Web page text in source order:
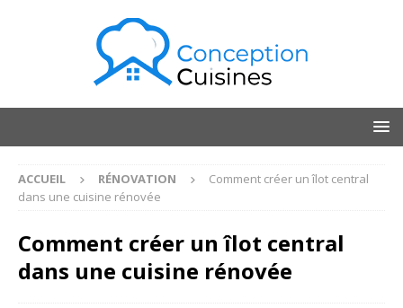
ACCUEIL RÉNOVATION
Comment créer un îlot central
dans une cuisine rénovée
Comment créer un îlot central
dans une cuisine rénovée